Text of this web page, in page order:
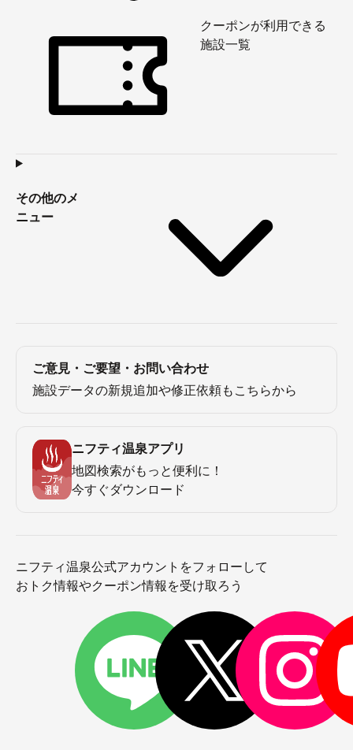
クーポンが利用できる
施設一覧
その他のメ
ニュー
ご意見・ご要望・お問い合わせ
施設データの新規追加や修正依頼もこちらから
ニフティ温泉アプリ
地図検索がもっと便利に！
今すぐダウンロード
ニフティ温泉公式アカウントをフォローして
おトク情報やクーポン情報を受け取ろう